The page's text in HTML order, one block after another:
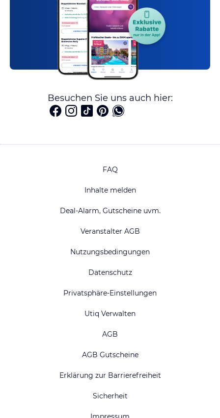
Besuchen Sie uns auch hier:
FAQ
Inhalte melden
Deal-Alarm, Gutscheine uvm.
Veranstalter AGB
Nutzungsbedingungen
Datenschutz
Privatsphäre-Einstellungen
Utiq Verwalten
AGB
AGB Gutscheine
Erklärung zur Barrierefreiheit
Sicherheit